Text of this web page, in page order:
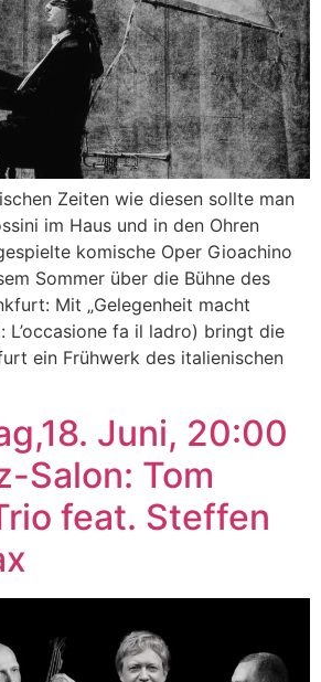
Zeiten wie diesen sollte man
im Haus und in den Ohren
komische Oper Gioachino
Sommer über die Bühne des
Mit „Gelegenheit macht
L’occasione fa il ladro) bringt die
ein Frühwerk des italienischen
Juni, 20:00
Salon: Tom
feat. Steffen